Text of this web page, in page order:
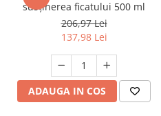
susținerea ficatului 500 ml
206,97 Lei
137,98 Lei
ADAUGA IN COS